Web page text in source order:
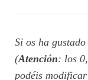
Si os ha
(Atención: los
podéis